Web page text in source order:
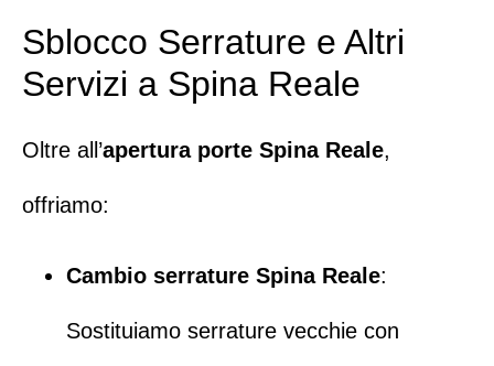
Sblocco Serrature e Altri
Servizi a Spina Reale
Oltre all’apertura porte Spina Reale,
offriamo:
Cambio serrature Spina Reale:
Sostituiamo serrature vecchie con